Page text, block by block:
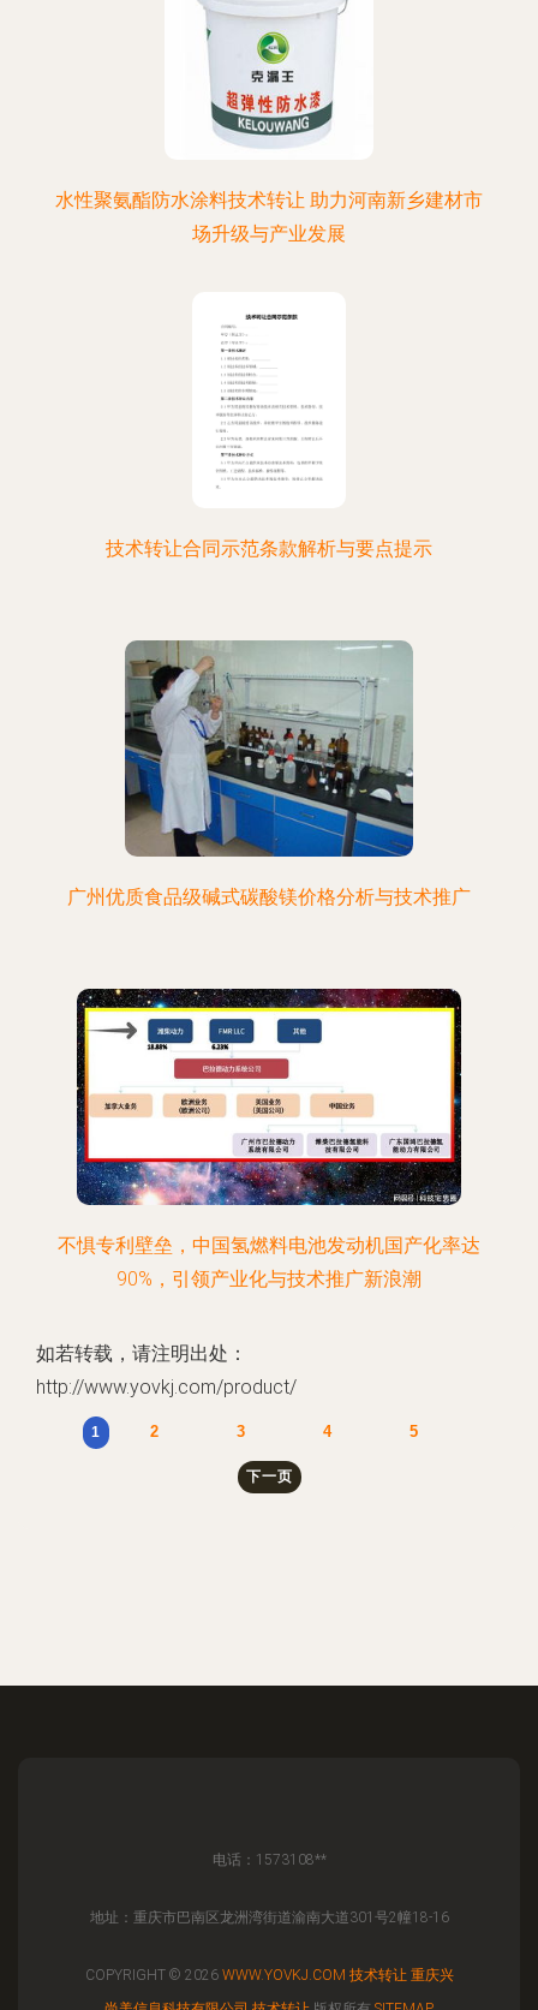
水性聚氨酯防水涂料技术转让 助力河南新乡建材市
场升级与产业发展
技术转让合同示范条款解析与要点提示
广州优质食品级碱式碳酸镁价格分析与技术推广
不惧专利壁垒，中国氢燃料电池发动机国产化率达
90%，引领产业化与技术推广新浪潮
如若转载，请注明出处：
http://www.yovkj.com/product/
1 2 3 4 5
下一页
电话：1573108**
地址：重庆市巴南区龙洲湾街道渝南大道301号2幢18-16
COPYRIGHT © 2026 WWW.YOVKJ.COM 技术转让 重庆兴